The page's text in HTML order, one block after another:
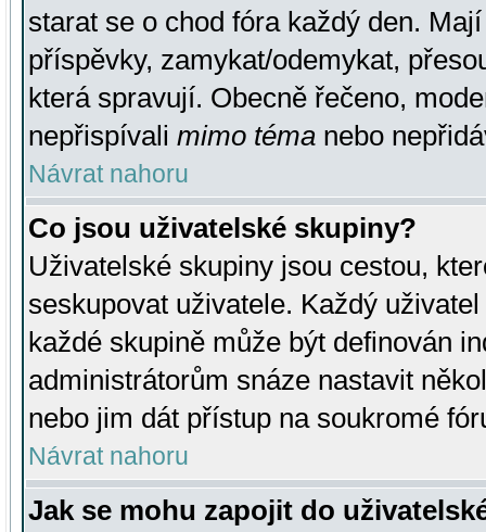
starat se o chod fóra každý den.
příspěvky, zamykat/odemykat,
která spravují. Obecně řečeno,
nepřispívali mimo téma nebo
Návrat nahoru
Co jsou uživatelské skupiny?
Uživatelské skupiny jsou cestou,
seskupovat uživatele. Každý
každé skupině může být definován
administrátorům snáze nastavit
nebo jim dát přístup na soukromé
Návrat nahoru
Jak se mohu zapojit do